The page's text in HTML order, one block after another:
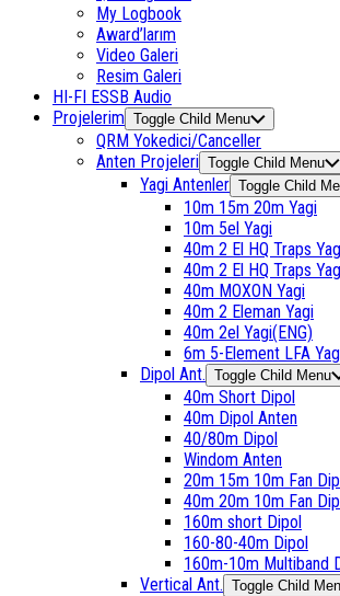
My Logbook
Award’larım
Video Galeri
Resim Galeri
HI-FI ESSB Audio
Projelerim Toggle Child Menu
QRM Yokedici/Canceller
Anten Projeleri Toggle Child Menu
Yagi Antenler Toggle Child
10m 15m 20m Yagi
10m 5el Yagi
40m 2 El HQ Traps
40m 2 El HQ Traps
40m MOXON Yagi
40m 2 Eleman Yagi
40m 2el Yagi(ENG)
6m 5-Element LFA
Dipol Ant. Toggle Child Menu
40m Short Dipol
40m Dipol Anten
40/80m Dipol
Windom Anten
20m 15m 10m Fan
40m 20m 10m Fan
160m short Dipol
160-80-40m Dipol
160m-10m Multiband
Vertical Ant. Toggle Child